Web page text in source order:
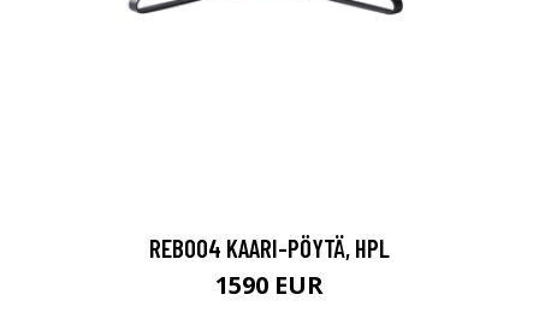
REB004 KAARI-PÖYTÄ, HPL
1590 EUR